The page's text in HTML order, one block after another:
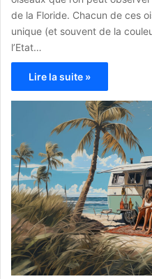
de la Floride. Chacun de ces
unique (et souvent de la
l’Etat…
Lire la suite »